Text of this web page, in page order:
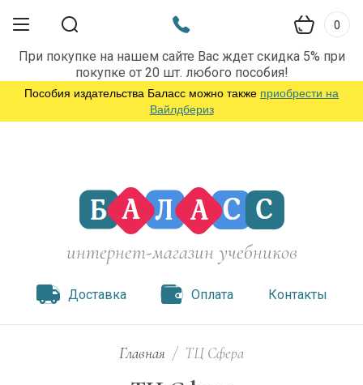
При покупке на нашем сайте Вас ждет скидка 5% при
покупке от 20 шт. любого пособия!
Пособия издательства Баласс можно также приобрести на
Вайлдбериз
0
интернет-магазин учебников
Доставка Оплата Контакты
Главная / ТЦ Сфера